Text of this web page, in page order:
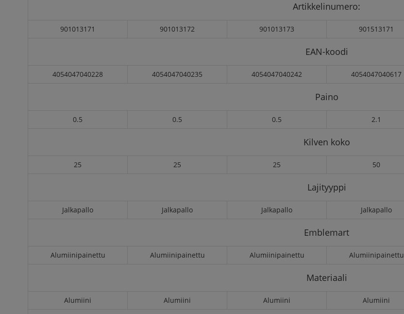
Artikkelinumero:
901013171 901013172 901013173 901513171
EAN-koodi
4054047040228 4054047040235 4054047040242 4054047040617
Paino
0.5 0.5 0.5 2.1
Kilven koko
25 25 25 50
Lajityyppi
Jalkapallo Jalkapallo Jalkapallo Jalkapallo
Emblemart
Alumiinipainettu Alumiinipainettu Alumiinipainettu Alumiinipainettu
Materiaali
Alumiini Alumiini Alumiini Alumiini